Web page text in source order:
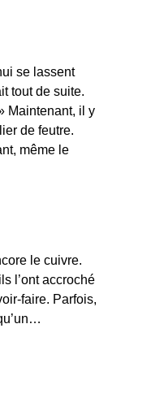
se lassent
tout de suite.
Maintenant, il y
de feutre.
même le
le cuivre.
l’ont accroché
faire. Parfois,